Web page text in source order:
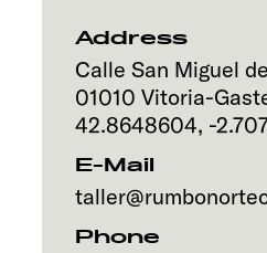
Address
Calle San Miguel
01010 Vitoria-
42.8648604, -
E-Mail
Phone